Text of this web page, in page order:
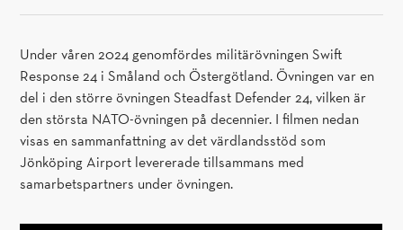
Under våren 2024 genomfördes militärövningen Swift
Response 24 i Småland och Östergötland. Övningen var en
del i den större övningen Steadfast Defender 24, vilken är
den största NATO-övningen på decennier. I filmen nedan
visas en sammanfattning av det värdlandsstöd som
Jönköping Airport levererade tillsammans med
samarbetspartners under övningen.